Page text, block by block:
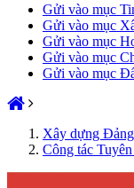
Gửi vào mục
Gửi vào mục
Gửi vào mục
Gửi vào mục
Gửi vào mục
Xây dựng Đảng
Công tác